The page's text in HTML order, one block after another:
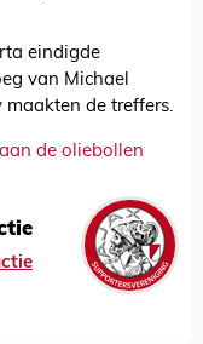
eindigde
van Michael
maakten de treffers.
de oliebollen